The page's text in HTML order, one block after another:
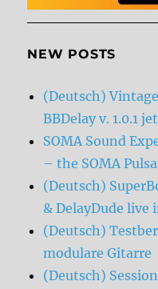
NEW POSTS
(Deutsch)
BBDelay v. 1.0.1
SOMA Sound
– the SOMA
(Deutsch)
& DelayDude live
(Deutsch)
modulare Gitarre
(Deutsch)